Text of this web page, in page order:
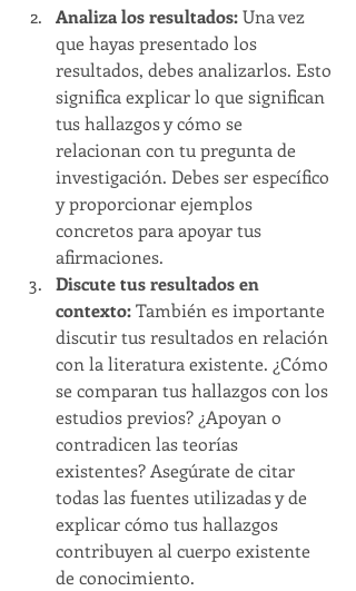
Analiza los resultados: Una vez
que hayas presentado los
resultados, debes analizarlos. Esto
significa explicar lo que significan
tus hallazgos y cómo se
relacionan con tu pregunta de
investigación. Debes ser específico
y proporcionar ejemplos
concretos para apoyar tus
afirmaciones.
Discute tus resultados en
contexto: También es importante
discutir tus resultados en relación
con la literatura existente. ¿Cómo
se comparan tus hallazgos con los
estudios previos? ¿Apoyan o
contradicen las teorías
existentes? Asegúrate de citar
todas las fuentes utilizadas y de
explicar cómo tus hallazgos
contribuyen al cuerpo existente
de conocimiento.